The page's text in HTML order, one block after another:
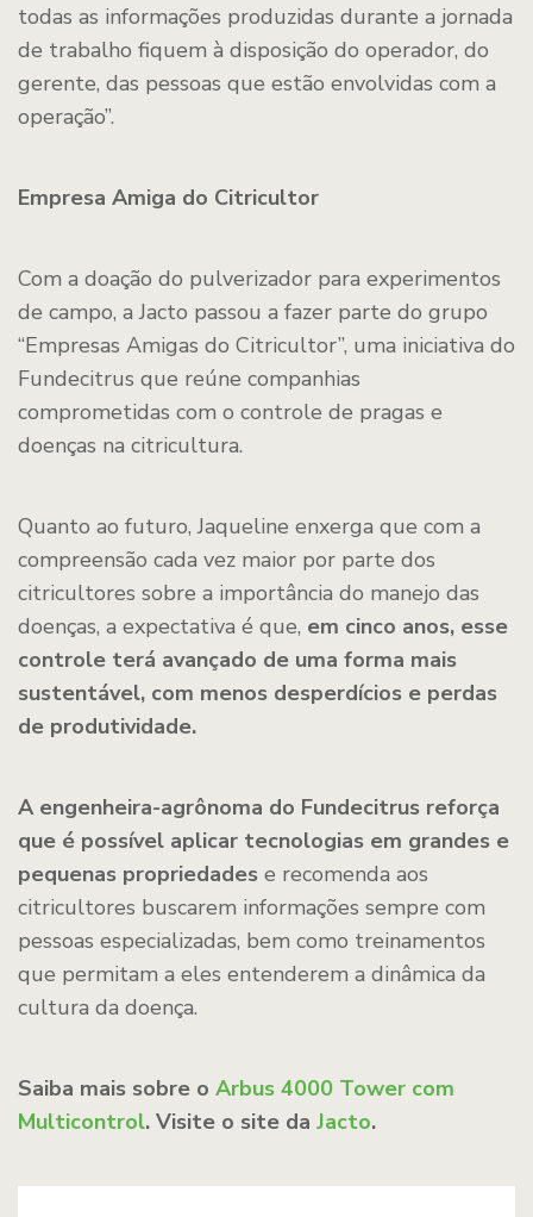
todas as informações produzidas durante a jornada
de trabalho fiquem à disposição do operador, do
gerente, das pessoas que estão envolvidas com a
operação”.
Empresa Amiga do Citricultor
Com a doação do pulverizador para experimentos
de campo, a Jacto passou a fazer parte do grupo
“Empresas Amigas do Citricultor”, uma iniciativa do
Fundecitrus que reúne companhias
comprometidas com o controle de pragas e
doenças na citricultura.
Quanto ao futuro, Jaqueline enxerga que com a
compreensão cada vez maior por parte dos
citricultores sobre a importância do manejo das
doenças, a expectativa é que, em cinco anos, esse
controle terá avançado de uma forma mais
sustentável, com menos desperdícios e perdas
de produtividade.
A engenheira-agrônoma do Fundecitrus reforça
que é possível aplicar tecnologias em grandes e
pequenas propriedades e recomenda aos
citricultores buscarem informações sempre com
pessoas especializadas, bem como treinamentos
que permitam a eles entenderem a dinâmica da
cultura da doença.
Saiba mais sobre o Arbus 4000 Tower com
Multicontrol. Visite o site da Jacto.